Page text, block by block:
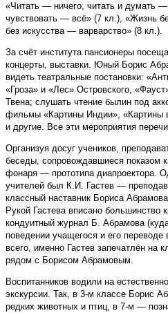
«Читать — ничего, читать и думать —
чувствовать — всё» (7 кл.), «Жизнь
без искусства — варварство» (8 кл.).
За счёт института пансионеры
концерты, выставки. Юный Борис
видеть театральные постановки:
«Гроза» и «Лес» Островского,
Твена; слушать чтение былин под
фильмы «Картины Индии», «Картины
и другие. Все эти мероприятия
Организуя досуг учеников,
беседы, сопровождавшиеся показом
фонаря — прототипа диапроектора.
учителей был К.И. Гастев —
классный наставник Бориса
Рукой Гастева вписано большинство
кондуитный журнал Б. Абрамова
поведении учащегося и его
всего, именно Гастев запечатлён на
рядом с Борисом Абрамовым.
Воспитанников водили на
экскурсии. Так, в 3-м классе Борис
редких животных и птиц, в 7-м —